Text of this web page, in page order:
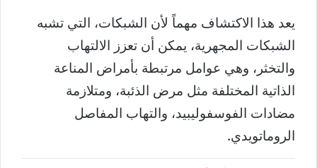
يعد هذا الاكتشاف مهماً لأن الشبكات، التي تشبه
الشبكات المجهرية، يمكن أن تعزز الالتهاب
والتخثر، وهي عوامل مرتبطة بأمراض المناعة
الذاتية المختلفة مثل مرض الذئبة، ومتلازمة
مضادات الفوسفوليبيد، والتهاب المفاصل
الروماتويدي.